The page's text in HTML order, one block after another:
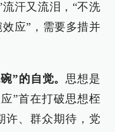
汗又流泪，“不洗
应”，需要多措并
”的自觉。 思想是
”首在打破思想桎
许、群众期待，党